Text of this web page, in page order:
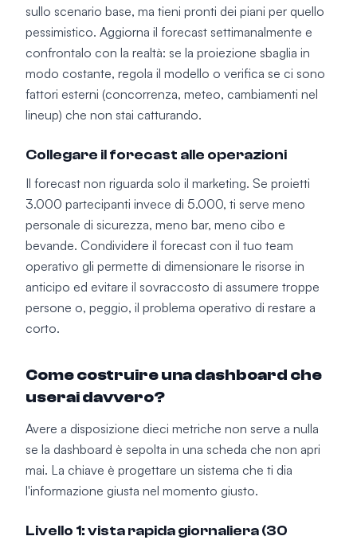
sullo scenario base, ma tieni pronti dei piani per quello
pessimistico. Aggiorna il forecast settimanalmente e
confrontalo con la realtà: se la proiezione sbaglia in
modo costante, regola il modello o verifica se ci sono
fattori esterni (concorrenza, meteo, cambiamenti nel
lineup) che non stai catturando.
Collegare il forecast alle operazioni
Il forecast non riguarda solo il marketing. Se proietti
3.000 partecipanti invece di 5.000, ti serve meno
personale di sicurezza, meno bar, meno cibo e
bevande. Condividere il forecast con il tuo team
operativo gli permette di dimensionare le risorse in
anticipo ed evitare il sovraccosto di assumere troppe
persone o, peggio, il problema operativo di restare a
corto.
Come costruire una dashboard che
userai davvero?
Avere a disposizione dieci metriche non serve a nulla
se la dashboard è sepolta in una scheda che non apri
mai. La chiave è progettare un sistema che ti dia
l'informazione giusta nel momento giusto.
Livello 1: vista rapida giornaliera (30